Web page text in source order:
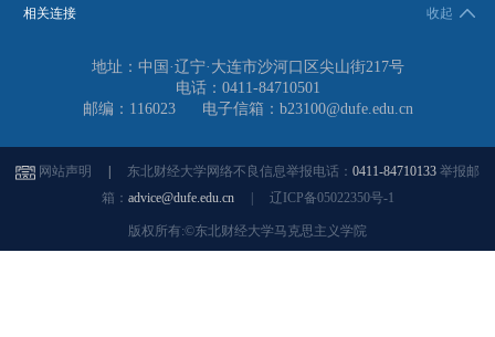
相关连接 收起
地址：中国·辽宁·大连市沙河口区尖山街217号
电话：0411-84710501
邮编：116023
电子信箱：b23100@dufe.edu.cn
网站声明 东北财经大学网络不良信息举报电话： 0411-84710133 举报邮
箱： advice@dufe.edu.cn 辽ICP备05022350号-1
版权所有:©东北财经大学马克思主义学院